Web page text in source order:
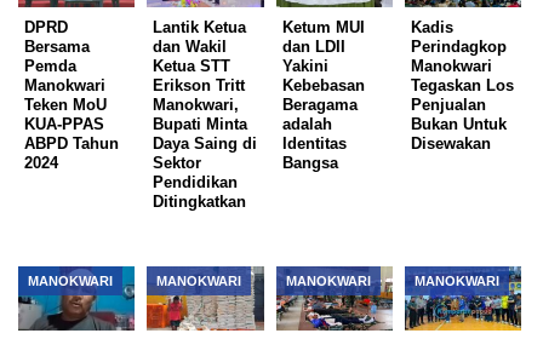
DPRD
Bersama
Pemda
Manokwari
Teken MoU
KUA-PPAS
ABPD Tahun
2024
Lantik Ketua
dan Wakil
Ketua STT
Erikson Tritt
Manokwari,
Bupati Minta
Daya Saing di
Sektor
Pendidikan
Ditingkatkan
Ketum MUI
dan LDII
Yakini
Kebebasan
Beragama
adalah
Identitas
Bangsa
Kadis
Perindagkop
Manokwari
Tegaskan Los
Penjualan
Bukan Untuk
Disewakan
MANOKWARI MANOKWARI MANOKWARI MANOKWARI